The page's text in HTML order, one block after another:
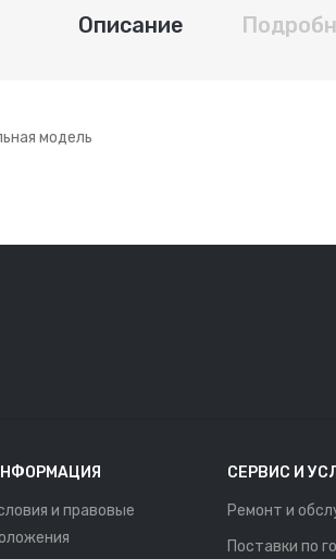
Описание
модель
и правовые
СЕРВИС И
Ремонт и
Поставки по